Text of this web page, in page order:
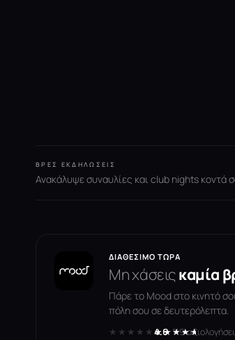
ΒΡΕΣ ΕΚΔΗΛΏΣΕΙΣ
Ανακάλυψε συναυλίες και club nights κοντά
ΔΙΑΘΈΣΙΜΟ ΤΏΡΑ
Μη χάσειςκαμία
Πάρε το Mood στο κινητό
πόλη σου σε δευτερόλεπτα.
★★★★★★★★★★
4.6· 119